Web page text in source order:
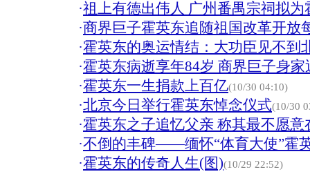
·祖上有德出伟人 广州番禺宗祠拟为
·商界巨子霍英东追随祖国改革开放
·霍英东的奥运情结：大功臣见不到
·霍英东病逝享年84岁 商界巨子身家
·霍英东一生捐款上百亿(10/30 04:10)
·北京今日举行霍英东悼念仪式(10/30
·霍英东之子追忆父亲 称其最不愿意
·不倒的丰碑——缅怀“体育大使”霍
·霍英东的传奇人生(图)(10/29 22:52)